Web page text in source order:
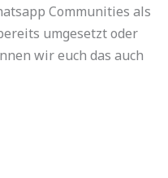
Communities als
umgesetzt oder
wir euch das auch